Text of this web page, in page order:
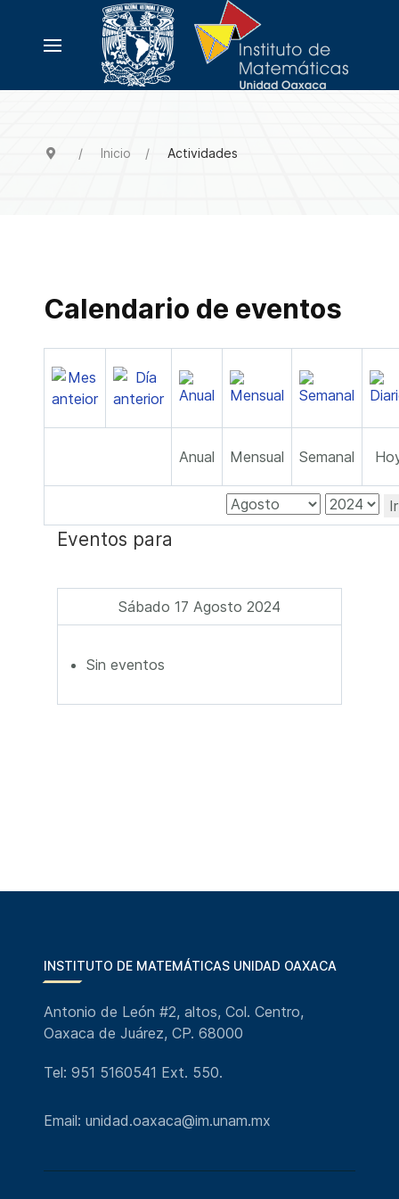
Inicio Actividades
Calendario de eventos
Anual Mensual Semanal
Eventos para
Sábado 17 Agosto 2024
Sin eventos
INSTITUTO DE MATEMÁTICAS UNIDAD OAXACA
Antonio de León #2, altos, Col. Centro,
Oaxaca de Juárez, CP. 68000
Tel: 951 5160541 Ext. 550.
Email: unidad.oaxaca@im.unam.mx